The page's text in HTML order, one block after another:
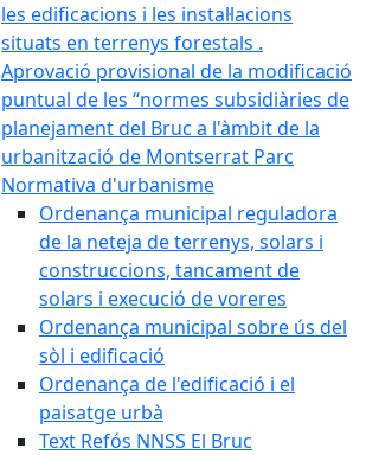
les edificacions i les instal·lacions
situats en terrenys forestals .
Aprovació provisional de la modificació
puntual de les “normes subsidiàries de
planejament del Bruc a l'àmbit de la
urbanització de Montserrat Parc
Normativa d'urbanisme
Ordenança municipal reguladora
de la neteja de terrenys, solars i
construccions, tancament de
solars i execució de voreres
Ordenança municipal sobre ús del
sòl i edificació
Ordenança de l'edificació i el
paisatge urbà
Text Refós NNSS El Bruc